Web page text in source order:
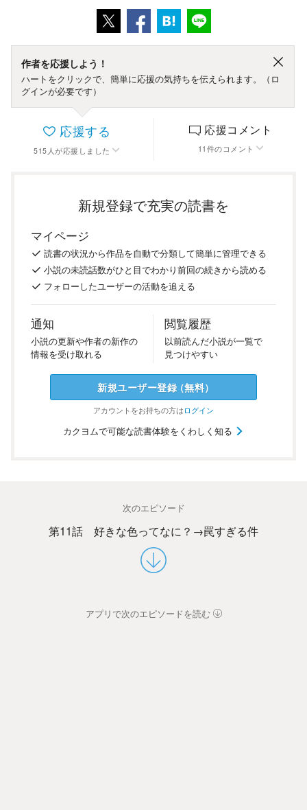
作者を応援しよう！
ハートをクリックで、簡単に応援の気持ちを伝えられます。（ロ
グインが必要です）
応援する
515 人が応援しました
応援コメント
11 件のコメント
新規登録で充実の読書を
マイページ
読書の状況から作品を自動で分類して簡単に管理できる
小説の未読話数がひと目でわかり前回の続きから読める
フォローしたユーザーの活動を追える
通知
小説の更新や作者の新作の
情報を受け取れる
閲覧履歴
以前読んだ小説が一覧で
見つけやすい
新規ユーザー登録（無料）
アカウントをお持ちの方はログイン
カクヨムで可能な読書体験をくわしく知る
次のエピソード
第11話 好きな色ってなに？→罠すぎる件
アプリで次のエピソードを読む